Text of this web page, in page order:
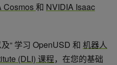
Cosmos和 NVIDIA Isaac
及“ 学习 OpenUSD 和 机器人
(DLI) 课程，在您的基础